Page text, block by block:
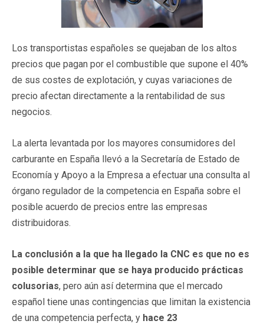
Los transportistas españoles se quejaban de los altos
precios que pagan por el combustible que supone el 40%
de sus costes de explotación, y cuyas variaciones de
precio afectan directamente a la rentabilidad de sus
negocios.
La alerta levantada por los mayores consumidores del
carburante en España llevó a la Secretaría de Estado de
Economía y Apoyo a la Empresa a efectuar una consulta al
órgano regulador de la competencia en España sobre el
posible acuerdo de precios entre las empresas
distribuidoras.
La conclusión a la que ha llegado la CNC es que no es
posible determinar que se haya producido prácticas
colusorias, pero aún así determina que el mercado
español tiene unas contingencias que limitan la existencia
de una competencia perfecta, y hace 23